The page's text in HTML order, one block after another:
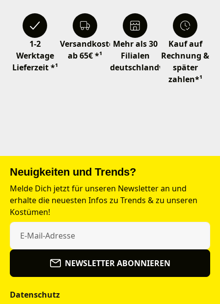
1-2
Werktage
Lieferzeit *¹
Versandkostenfrei
ab 65€ *¹
Mehr als 30
Filialen
deutschlandweit
Kauf auf
Rechnung &
später
zahlen*¹
Neuigkeiten und Trends?
Melde Dich jetzt für unseren Newsletter an und
erhalte die neuesten Infos zu Trends & zu unseren
Kostümen!
NEWSLETTER ABONNIEREN
Datenschutz